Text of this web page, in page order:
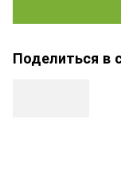
Поделиться в